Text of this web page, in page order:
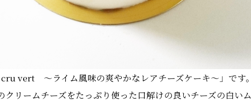
cru vert ～ライム風味の爽やかなレアチーズケーキ～」です。
クリームチーズをたっぷり使った口解けの良いチーズの白いム